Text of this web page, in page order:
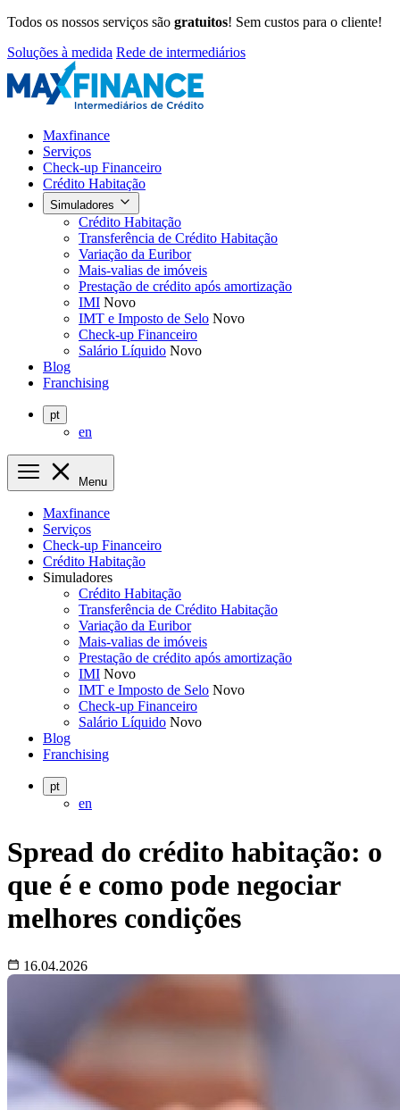
Todos os nossos serviços são gratuitos! Sem custos para o cliente!
Soluções à medida Rede de intermediários
Maxfinance
Serviços
Check-up Financeiro
Crédito Habitação
Simuladores
Crédito Habitação
Transferência de Crédito Habitação
Variação da Euribor
Mais-valias de imóveis
Prestação de crédito após amortização
IMI Novo
IMT e Imposto de Selo Novo
Check-up Financeiro
Salário Líquido Novo
Blog
Franchising
pt
en
Menu
Maxfinance
Serviços
Check-up Financeiro
Crédito Habitação
Simuladores
Crédito Habitação
Transferência de Crédito Habitação
Variação da Euribor
Mais-valias de imóveis
Prestação de crédito após amortização
IMI Novo
IMT e Imposto de Selo Novo
Check-up Financeiro
Salário Líquido Novo
Blog
Franchising
pt
en
Spread do crédito habitação: o
que é e como pode negociar
melhores condições
16.04.2026